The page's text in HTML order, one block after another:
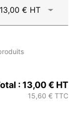
13,00 € HT
: 13,00 € HT
15,60 € TTC